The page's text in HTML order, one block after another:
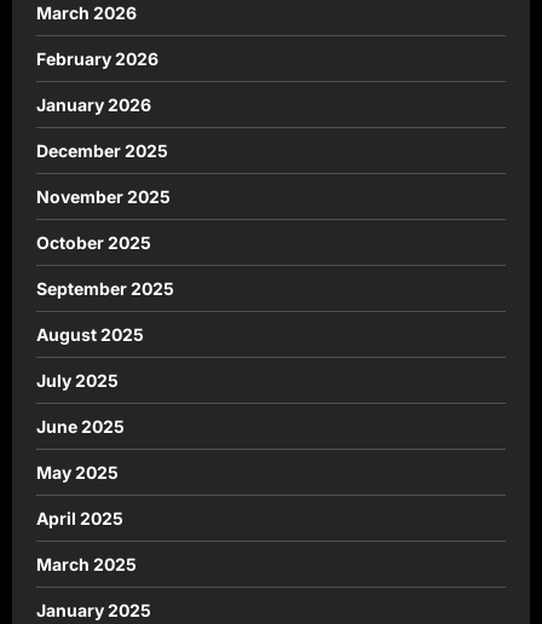
March 2026
February 2026
January 2026
December 2025
November 2025
October 2025
September 2025
August 2025
July 2025
June 2025
May 2025
April 2025
March 2025
January 2025